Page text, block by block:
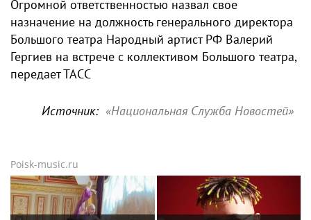
Огромной ответственностью назвал свое
назначение на должность генерального директора
Большого театра Народный артист РФ Валерий
Гергиев на встрече с коллективом Большого театра,
передает ТАСС
Источник: «Национальная Служба Новостей»
Poisk-music.ru